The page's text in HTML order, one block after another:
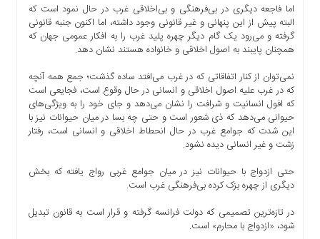
ارتباط
نمونه
تعرفه
درباره
اما فاجعه دیگری در بی‌فرهنگی و بی‌اخلاقی غرب در حال نمود است که
البته پیش از این پنهانی و غیر قانونی وجود داشته، اما اکنون جنبه قانونی
گرفته و می‌رود یک گام دیگر چهره پلید غرب را به افکار عمومی جهان که
همچنان پایبند به اصول اخلاقی و خانواده هستند نشان دهد.‌
نمی‌توان از کنار اتفاقاتی که در غرب می‌افتد ساده گذشت؛ جمع همه آنچه
که در غرب علیه اصول اخلاقی و انسانی در حال وقوع است، فجایعی است
که افول انسانیت و شرافت را نشان می‌دهد و جای خود را به ویژگی‌های
حیوانی می‌دهد که ذی شعور است و حتی چه بسا در میان حیوانات نیز با
این شدت که جوامع غرب در حال انحطاط اخلاقی و انسانی است، رفتار
زشت و غیر انسانی دیده نشود.
حتی ازدواج با حیوانات نیز در میان جوامع غربی رواج یافته که بخش
دیگری از چهره بزک کرده بی‌فرهنگی غرب است.
در تازه‌ترین تصمیمی که دولت فرانسه گرفته و قرار است به قانون تبدیل
شود، «ازدواج با محارم» است.